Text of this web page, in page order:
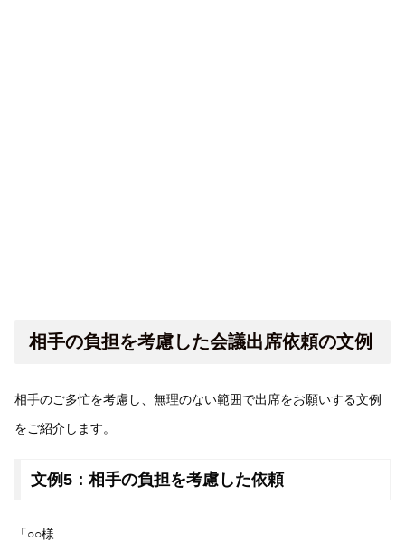
相手の負担を考慮した会議出席依頼の文例
相手のご多忙を考慮し、無理のない範囲で出席をお願いする文例
をご紹介します。
文例5：相手の負担を考慮した依頼
「○○様